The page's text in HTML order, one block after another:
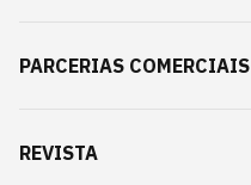
PARCERIAS COMERCIAIS
REVISTA